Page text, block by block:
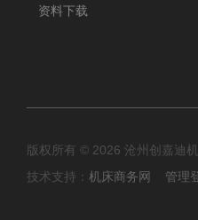
资料下载
版权所有 © 2026 沧州创嘉迪
技术支持： 机床商务网 管理